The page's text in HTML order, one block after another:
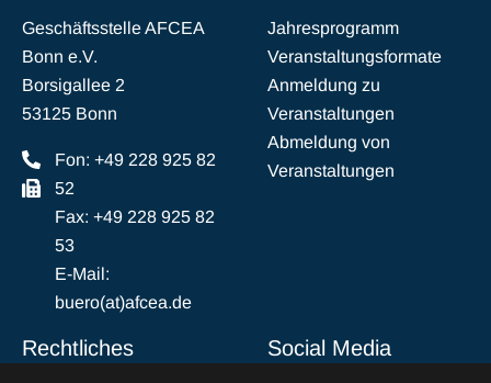
Geschäftsstelle AFCEA
Bonn e.V.
Borsigallee 2
53125 Bonn
Fon: +49 228 925 82
52
Fax: +49 228 925 82
53
E-Mail:
buero(at)afcea.de
Jahresprogramm
Veranstaltungsformate
Anmeldung zu
Veranstaltungen
Abmeldung von
Veranstaltungen
Rechtliches Social Media